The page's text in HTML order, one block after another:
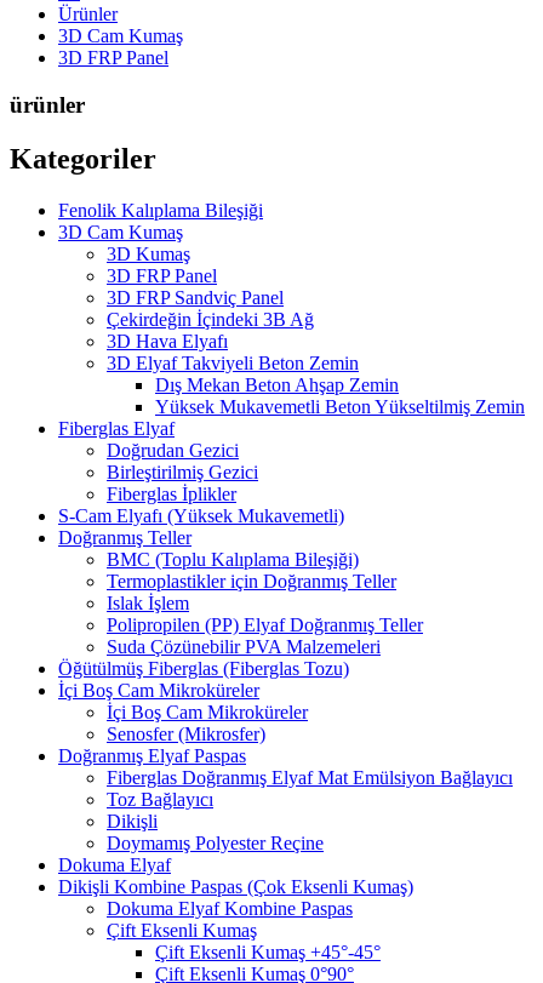
Ürünler
3D Cam Kumaş
3D FRP Panel
ürünler
Kategoriler
Fenolik Kalıplama Bileşiği
3D Cam Kumaş
3D Kumaş
3D FRP Panel
3D FRP Sandviç Panel
Çekirdeğin İçindeki 3B Ağ
3D Hava Elyafı
3D Elyaf Takviyeli Beton Zemin
Dış Mekan Beton Ahşap Zemin
Yüksek Mukavemetli Beton Yükseltilmiş Zemin
Fiberglas Elyaf
Doğrudan Gezici
Birleştirilmiş Gezici
Fiberglas İplikler
S-Cam Elyafı (Yüksek Mukavemetli)
Doğranmış Teller
BMC (Toplu Kalıplama Bileşiği)
Termoplastikler için Doğranmış Teller
Islak İşlem
Polipropilen (PP) Elyaf Doğranmış Teller
Suda Çözünebilir PVA Malzemeleri
Öğütülmüş Fiberglas (Fiberglas Tozu)
İçi Boş Cam Mikroküreler
İçi Boş Cam Mikroküreler
Senosfer (Mikrosfer)
Doğranmış Elyaf Paspas
Fiberglas Doğranmış Elyaf Mat Emülsiyon Bağlayıcı
Toz Bağlayıcı
Dikişli
Doymamış Polyester Reçine
Dokuma Elyaf
Dikişli Kombine Paspas (Çok Eksenli Kumaş)
Dokuma Elyaf Kombine Paspas
Çift Eksenli Kumaş
Çift Eksenli Kumaş +45°-45°
Çift Eksenli Kumaş 0°90°